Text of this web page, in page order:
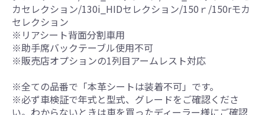
カセレクション/130i_HIDセレクション/150ｒ/150rモカ
セレクション
※リアシート背面分割車用
※助手席バックテーブル使用不可
※販売店オプションの1列目アームレスト対応
※全ての品番で「本革シートは装着不可」です。
※必ず車検証で年式と型式、グレードをご確認くださ
い。わからないときは車を買ったディーラー様にご確認